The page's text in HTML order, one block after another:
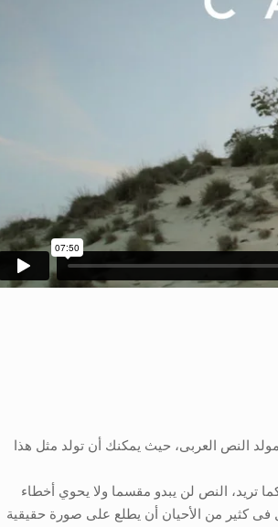
النص العربى، حيث يمكنك أن تولد مثل هذا
تريد، النص لن يبدو مقسما ولا يحوي أخطاء
كثير من الأحيان أن يطلع على صورة حقيقية